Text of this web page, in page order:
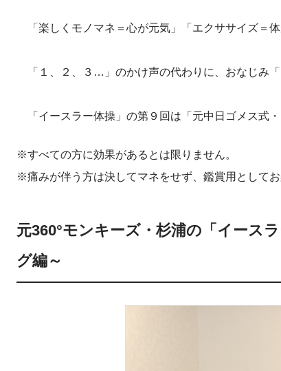
「楽しくモノマネ＝心が元気」「エクササイズ＝体
「１、２、３…」のかけ声の代わりに、おなじみ「
「イースラー体操」の第９回は「元中日ゴメス式
※すべての方に効果があるとは限りません。
※痛みが伴う方は決してマネをせず、鑑賞用としてお
元360°モンキーズ・杉浦の「イース
グ編～